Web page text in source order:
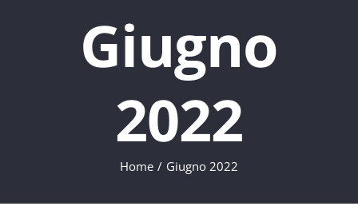
Giugno
2022
Home Giugno 2022